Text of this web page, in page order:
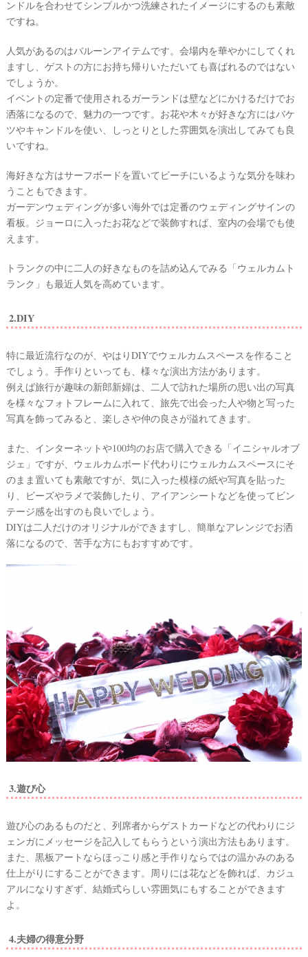
ンドルを合わせてシンプルかつ洗練されたイメージにするのも素敵
ですね。
人気があるのはバルーンアイテムです。会場内を華やかにしてくれ
ますし、ゲストの方にお持ち帰りいただいても喜ばれるのではない
でしょうか。
イベントの定番で使用されるガーランドは壁などにかけるだけでお
洒落になるので、魅力の一つです。お花や木々が好きな方にはバケ
ツやキャンドルを使い、しっとりとした雰囲気を演出してみても良
いですね。
海好きな方はサーフボードを置いてビーチにいるような気分を味わ
うこともできます。
ガーデンウェディングが多い海外では定番のウェディングサインの
看板。ジョーロに入ったお花などで装飾すれば、室内の会場でも使
えます。
トランクの中に二人の好きなものを詰め込んでみる「ウェルカムト
ランク」も最近人気を高めています。
2.DIY
特に最近流行なのが、やはりDIYでウェルカムスペースを作ること
でしょう。手作りといっても、様々な演出方法があります。
例えば旅行が趣味の新郎新婦は、二人で訪れた場所の思い出の写真
を様々なフォトフレームに入れて、旅先で出会った人や物と写った
写真を飾ってみると、楽しさや仲の良さが溢れてきます。
また、インターネットや100均のお店で購入できる「イニシャルオブ
ジェ」ですが、ウェルカムボード代わりにウェルカムスペースにそ
のまま置いても素敵ですが、気に入った模様の紙や写真を貼った
り、ビーズやラメで装飾したり、アイアンシートなどを使ってビン
テージ感を出すのも良いでしょう。
DIYは二人だけのオリジナルができますし、簡単なアレンジでお洒
落になるので、苦手な方にもおすすめです。
3.遊び心
遊び心のあるものだと、列席者からゲストカードなどの代わりにジ
ェンガにメッセージを記入してもらうという演出方法もあります。
また、黒板アートならほっこり感と手作りならではの温かみのある
仕上がりにすることができます。周りには花などを飾れば、カジュ
アルになりすぎず、結婚式らしい雰囲気にもすることができます
よ。
4.夫婦の得意分野
#
嫁
花
#
ウ
ム
ー
ス
チ
沖
ビ
ー
チ
フ
ォ
デ
ン
グ
ア
テ
取
り
P
L
A
C
R